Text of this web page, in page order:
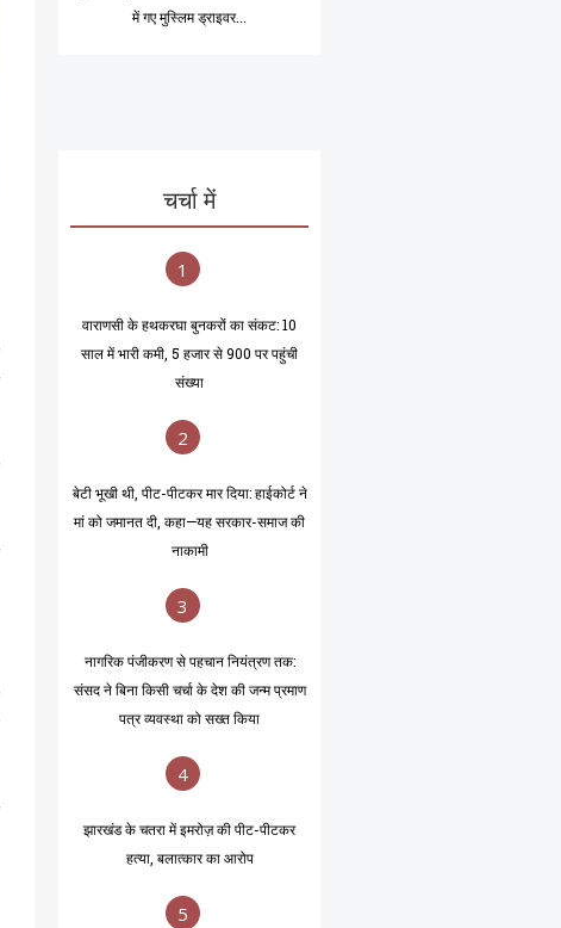
में गए मुस्लिम ड्राइवर...
चर्चा में
1
वाराणसी के हथकरघा बुनकरों का संकट: 10
साल में भारी कमी, 5 हजार से 900 पर पहुंची
संख्या
2
बेटी भूखी थी, पीट-पीटकर मार दिया: हाईकोर्ट ने
मां को जमानत दी, कहा—यह सरकार-समाज की
नाकामी
3
नागरिक पंजीकरण से पहचान नियंत्रण तक:
संसद ने बिना किसी चर्चा के देश की जन्म प्रमाण
पत्र व्यवस्था को सख्त किया
4
झारखंड के चतरा में इमरोज़ की पीट-पीटकर
हत्या, बलात्कार का आरोप
5